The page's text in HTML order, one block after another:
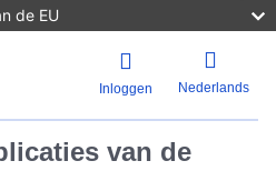
de EU
Inloggen Nederlands
van de